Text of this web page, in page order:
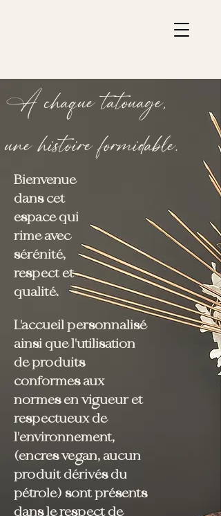
A chaque tatouage,
une histoire formidable.
Bienvenue
dans cet
espace qui
rime avec
sérénité,
respect et
qualité.
​L'accueil personnalisé
ainsi que l'utilisation
de produits
conformes aux
normes en vigueur et
respectueux de
l'environnement,
(encres vegan, aucun
produit dérivés du
pétrole) sont présents